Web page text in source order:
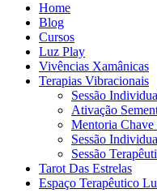
Home
Blog
Cursos
Luz Play
Vivências Xamânicas
Terapias Vibracionais
Sessão
Ativação
Mentoria Chave
Sessão
Sessão
Tarot Das Estrelas
Espaço Terapêutico